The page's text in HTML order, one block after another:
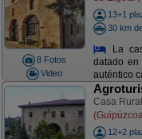
8 Fotos
Video
13+1
30 km
La
datado
auténtico
Casa
12+2